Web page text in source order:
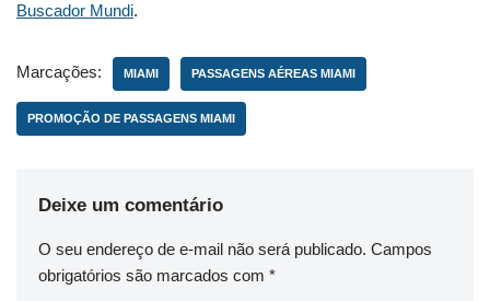
Buscador Mundi.
Marcações: MIAMI PASSAGENS AÉREAS MIAMI
PROMOÇÃO DE PASSAGENS MIAMI
Deixe um comentário
O seu endereço de e-mail não será publicado. Campos
obrigatórios são marcados com *